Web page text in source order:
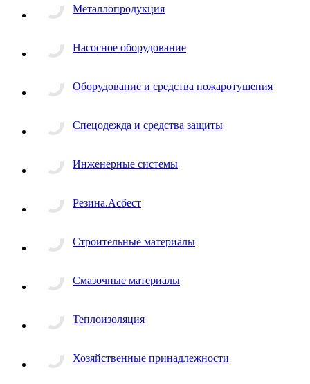
Металлопродукция
Насосное оборудование
Оборудование и средства пожаротушения
Спецодежда и средства защиты
Инженерные системы
Резина.Асбест
Строительные материалы
Смазочные материалы
Теплоизоляция
Хозяйственные принадлежности